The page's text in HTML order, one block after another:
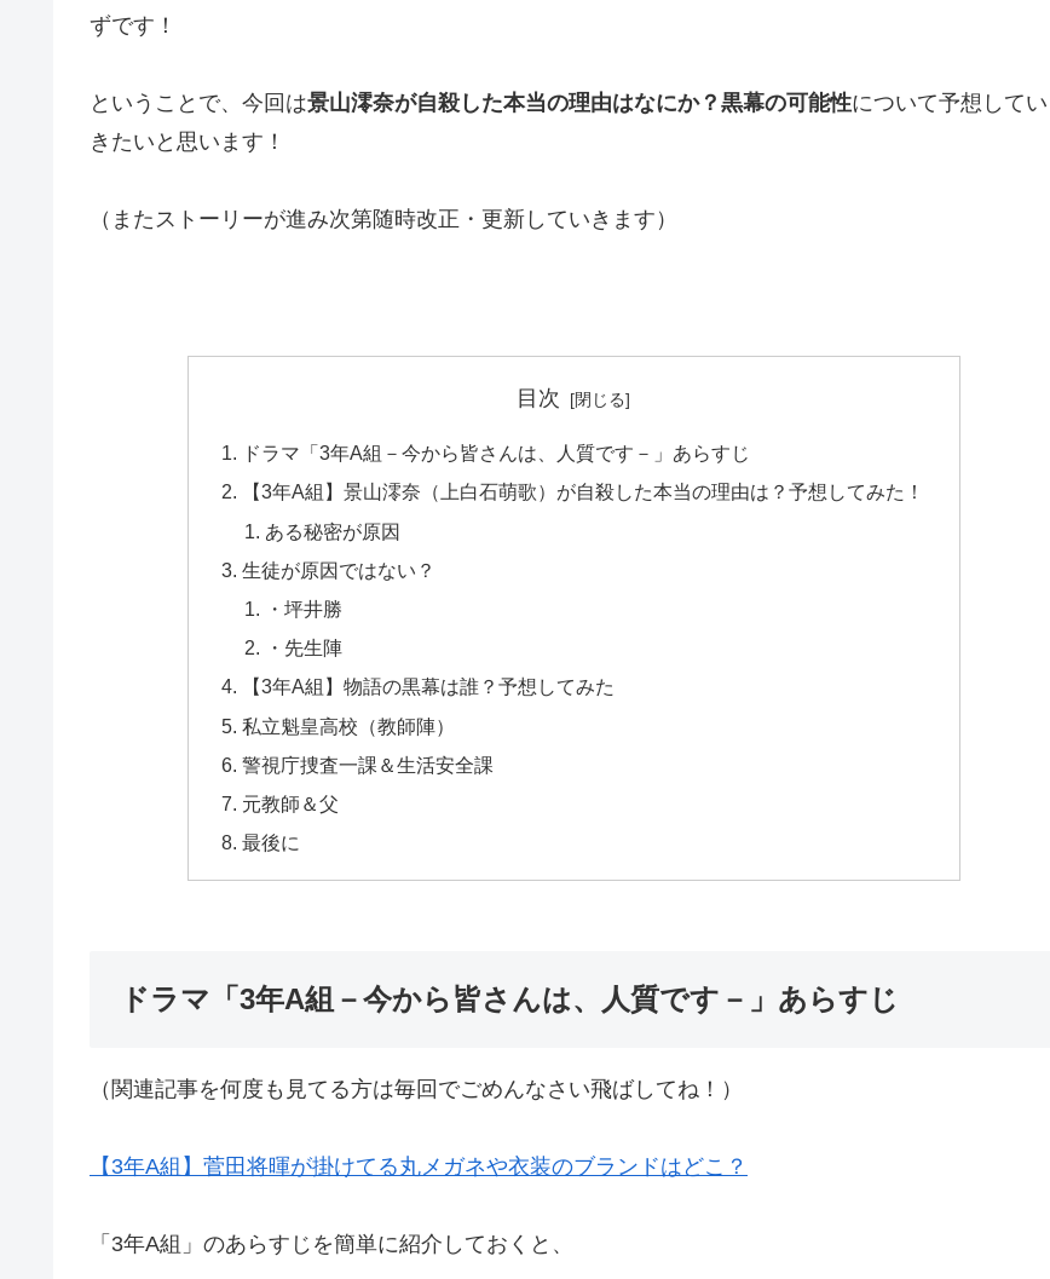
ずです！
ということで、今回は景山澪奈が自殺した本当の理由はなにか？黒幕の可能性について予想してい
きたいと思います！
（またストーリーが進み次第随時改正・更新していきます）
目次
ドラマ「3年A組－今から皆さんは、人質です－」あらすじ
【3年A組】景山澪奈（上白石萌歌）が自殺した本当の理由は？予想してみた！
ある秘密が原因
生徒が原因ではない？
・坪井勝
・先生陣
【3年A組】物語の黒幕は誰？予想してみた
私立魁皇高校（教師陣）
警視庁捜査一課＆生活安全課
元教師＆父
最後に
ドラマ「3年A組－今から皆さんは、人質です－」あらすじ
（関連記事を何度も見てる方は毎回でごめんなさい飛ばしてね！）
【3年A組】菅田将暉が掛けてる丸メガネや衣装のブランドはどこ？
「3年A組」のあらすじを簡単に紹介しておくと、